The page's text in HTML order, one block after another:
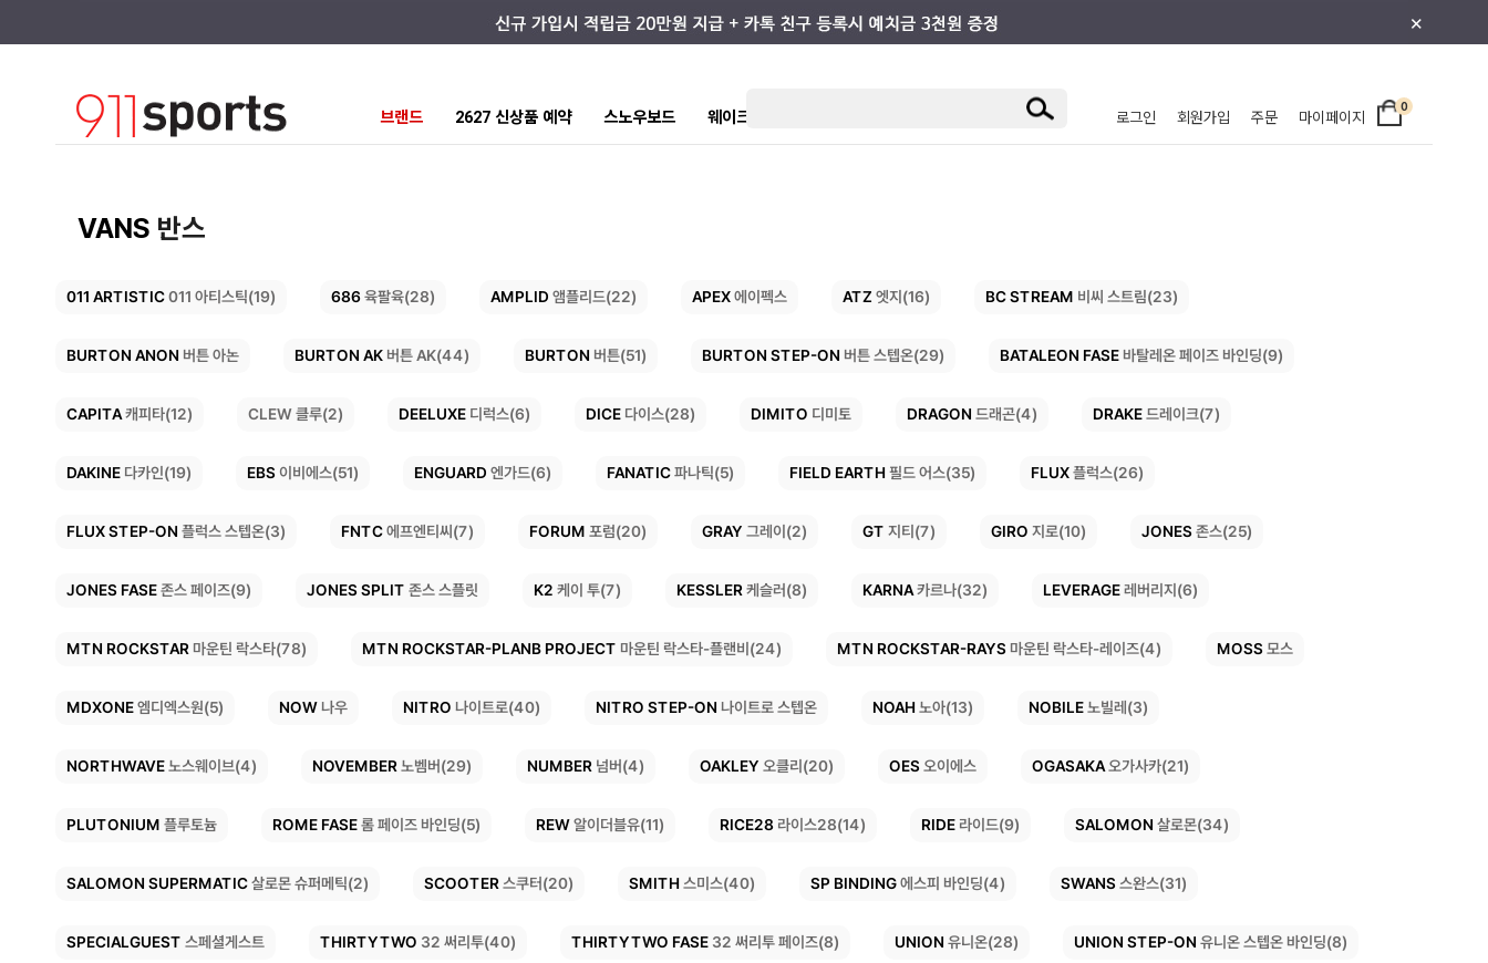
×
브랜드 2627 신상품 예약 스노우보드 웨이크/서핑 키즈/주니어 로그인 회원가입 주문 마이페이지
0
VANS 반스
011 ARTISTIC011 아티스틱(19) 686육팔육(28) AMPLID 앰플리드(22) APEX에이펙스 ATZ 엣지(16) BC STREAM 비씨 스트림(23)
BURTON ANON 버튼 아논 BURTON AK버튼 AK(44) BURTON 버튼(51) BURTON STEP-ON 버튼 스텝온(29) BATALEON FASE 바탈레온 페이즈 바인딩(9)
CAPITA캐피타(12) CLEW 클루(2) DEELUXE디럭스(6) DICE다이스(28) DIMITO 디미토 DRAGON 드래곤(4) DRAKE드레이크(7)
DAKINE다카인(19) EBS이비에스(51) ENGUARD 엔가드(6) FANATIC파나틱(5) FIELD EARTH필드 어스(35) FLUX플럭스(26)
FLUX STEP-ON 플럭스 스텝온(3) FNTC에프엔티씨(7) FORUM 포럼(20) GRAY 그레이(2) GT 지티(7) GIRO 지로(10) JONES존스(25)
JONES FASE존스 페이즈(9) JONES SPLIT 존스 스플릿 K2 케이 투(7) KESSLER 케슬러(8) KARNA카르나(32) LEVERAGE레버리지(6)
MTN ROCKSTAR 마운틴 락스타(78) MTN ROCKSTAR-PLANB PROJECT 마운틴 락스타-플랜비(24) MTN ROCKSTAR-RAYS마운틴 락스타-레이즈(4) MOSS모스
MDXONE엠디엑스원(5) NOW나우 NITRO 나이트로(40) NITRO STEP-ON 나이트로 스텝온 NOAH노아(13) NOBILE노빌레(3)
NORTHWAVE노스웨이브(4) NOVEMBER 노벰버(29) NUMBER 넘버(4) OAKLEY 오클리(20) OES오이에스 OGASAKA오가사카(21)
PLUTONIUM 플루토늄 ROME FASE롬 페이즈 바인딩(5) REW알이더블유(11) RICE28라이스28(14) RIDE라이드(9) SALOMON 살로몬(34)
SALOMON SUPERMATIC살로몬 슈퍼메틱(2) SCOOTER 스쿠터(20) SMITH스미스(40) SP BINDING에스피 바인딩(4) SWANS스완스(31)
SPECIALGUEST 스페셜게스트 THIRTYTWO 32 써리투(40) THIRTYTWO FASE32 써리투 페이즈(8) UNION 유니온(28) UNION STEP-ON 유니온 스텝온 바인딩(8)